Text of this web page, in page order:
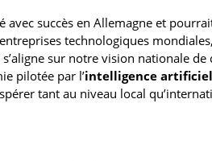
avec succès en Allemagne et
technologiques
sur notre vision nationale
pilotée par l’intelligence
tant au niveau local